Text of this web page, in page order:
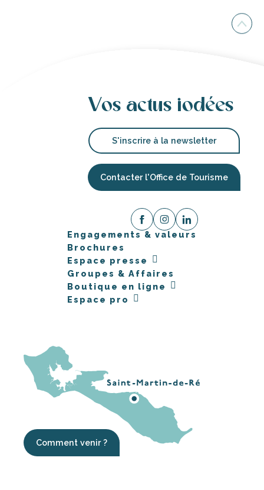
Vos actus iodées
S'inscrire à la newsletter
Contacter l'Office de Tourisme
Engagements & valeurs
Brochures
Espace presse
Groupes & Affaires
Boutique en ligne
Espace pro
Comment venir ?